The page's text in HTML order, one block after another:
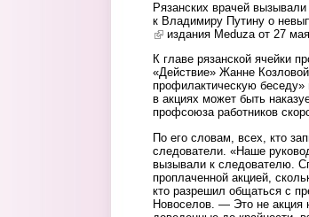
Рязанских врачей
к Владимиру Путину о
(link is external)
издания Meduza от 27
К главе рязанской ячейки
«Действие» Жанне
профилактическую беседу»
в акциях может быть
профсоюза работников
По его словам, всех, кто
следователи. «Наше
вызывали к следователю.
проплаченной акцией,
кто разрешил общаться с
Новоселов. — Это не акция